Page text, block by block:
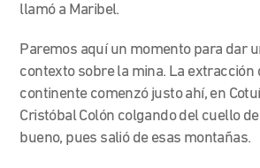
llamó a Maribel.
Paremos aquí un momento para dar
contexto sobre la mina. La extracción
continente comenzó justo ahí, en
Cristóbal Colón colgando del cuello
bueno, pues salió de esas montañas.